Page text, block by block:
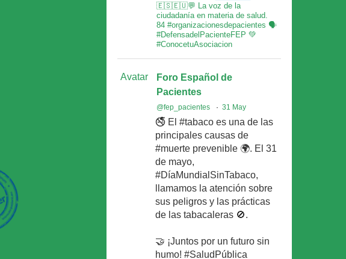
🇪🇸🇪🇺💬 La voz de la
ciudadanía en materia de salud.
84 #organizacionesdepacientes 🗣
#DefensadelPacienteFEP 💚
#ConocetuAsociacion
Avatar
Foro Español de
Pacientes
@fep_pacientes · 31 May
🚭 El #tabaco es una de las
principales causas de
#muerte prevenible 🌍. El 31
de mayo,
#DíaMundialSinTabaco,
llamamos la atención sobre
sus peligros y las prácticas
de las tabacaleras 🚫.
🤝 ¡Juntos por un futuro sin
humo! #SaludPública